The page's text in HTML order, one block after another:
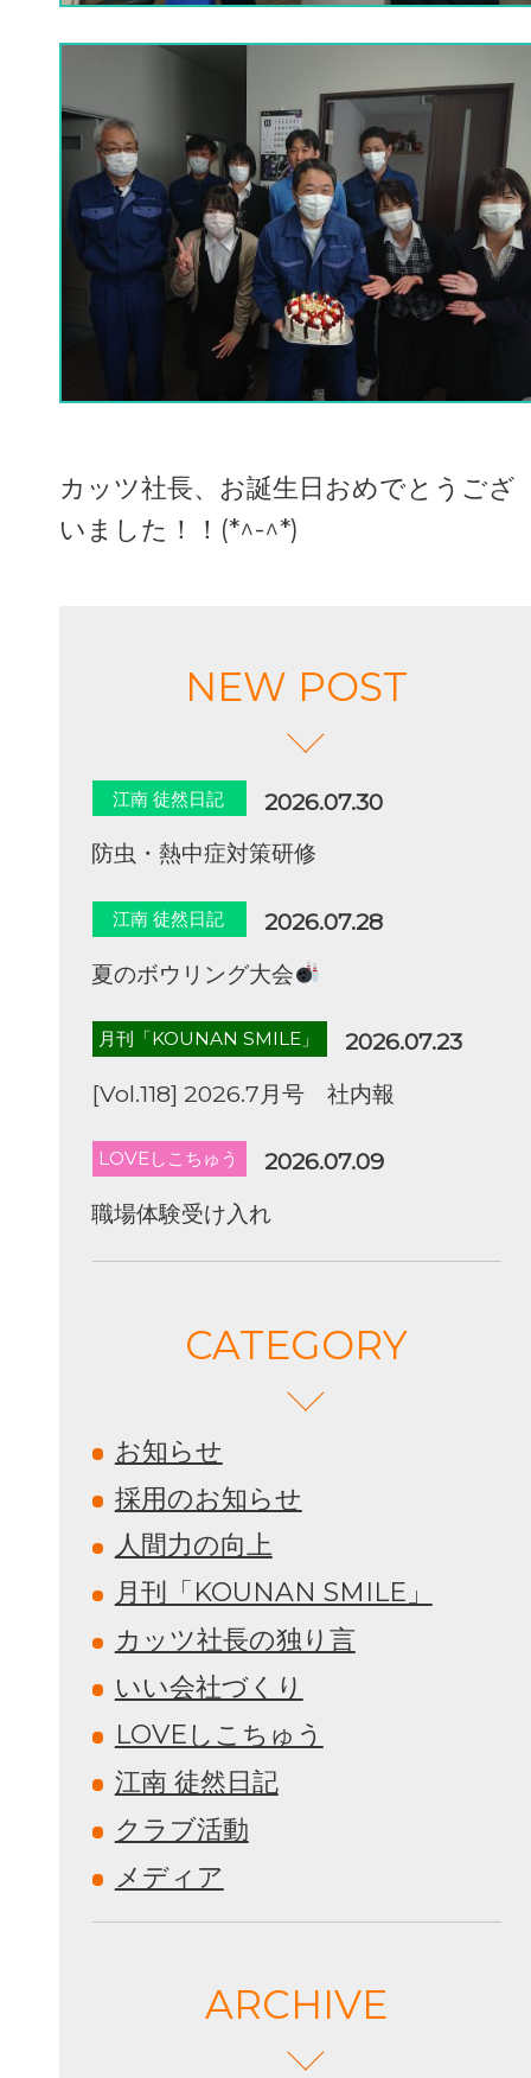
カッツ社長、お誕生日おめでとうござ
いました！！(*^-^*)
NEW POST
江南 徒然日記
2026.07.30
防虫・熱中症対策研修
江南 徒然日記
2026.07.28
夏のボウリング大会
月刊「KOUNAN SMILE」
2026.07.23
[Vol.118] 2026.7月号 社内報
LOVEしこちゅう
2026.07.09
職場体験受け入れ
CATEGORY
お知らせ
採用のお知らせ
人間力の向上
月刊「KOUNAN SMILE」
カッツ社長の独り言
いい会社づくり
LOVEしこちゅう
江南 徒然日記
クラブ活動
メディア
ARCHIVE